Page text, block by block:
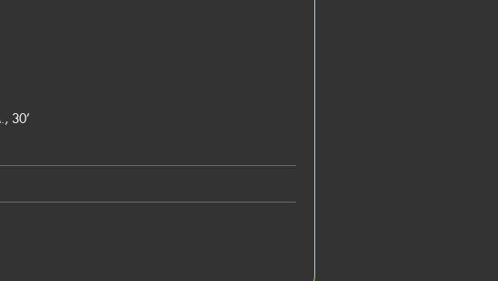
30’